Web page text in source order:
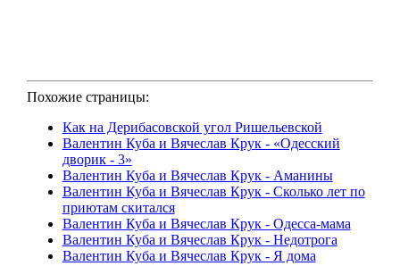
Похожие страницы:
Как на Дерибасовской угол Ришельевской
Валентин Куба и Вячеслав Крук - «Одесский
дворик - 3»
Валентин Куба и Вячеслав Крук - Аманины
Валентин Куба и Вячеслав Крук - Сколько лет по
приютам скитался
Валентин Куба и Вячеслав Крук - Одесса-мама
Валентин Куба и Вячеслав Крук - Недотрога
Валентин Куба и Вячеслав Крук - Я дома